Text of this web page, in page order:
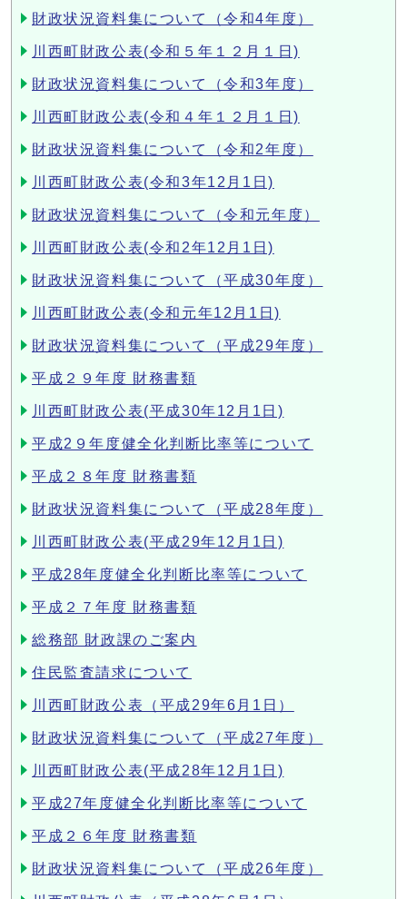
財政状況資料集について（令和4年度）
川西町財政公表(令和５年１２月１日)
財政状況資料集について（令和3年度）
川西町財政公表(令和４年１２月１日)
財政状況資料集について（令和2年度）
川西町財政公表(令和3年12月1日)
財政状況資料集について（令和元年度）
川西町財政公表(令和2年12月1日)
財政状況資料集について（平成30年度）
川西町財政公表(令和元年12月1日)
財政状況資料集について（平成29年度）
平成２９年度 財務書類
川西町財政公表(平成30年12月1日)
平成2９年度健全化判断比率等について
平成２８年度 財務書類
財政状況資料集について（平成28年度）
川西町財政公表(平成29年12月1日)
平成28年度健全化判断比率等について
平成２７年度 財務書類
総務部 財政課のご案内
住民監査請求について
川西町財政公表（平成29年6月1日）
財政状況資料集について（平成27年度）
川西町財政公表(平成28年12月1日)
平成27年度健全化判断比率等について
平成２６年度 財務書類
財政状況資料集について（平成26年度）